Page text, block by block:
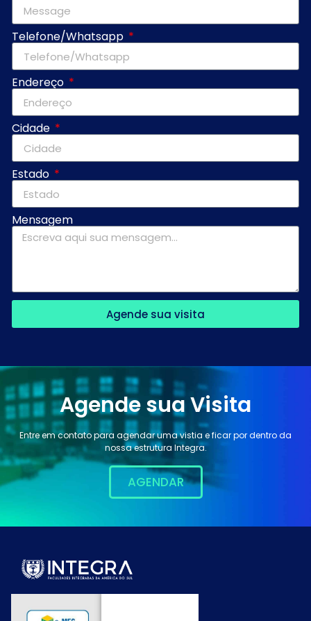
Telefone/Whatsapp
Endereço
Cidade
Estado
Mensagem
Agende sua visita
Agende sua Visita
Entre em contato para agendar uma vistia e ficar por dentro da
nossa estrutura Integra.
AGENDAR